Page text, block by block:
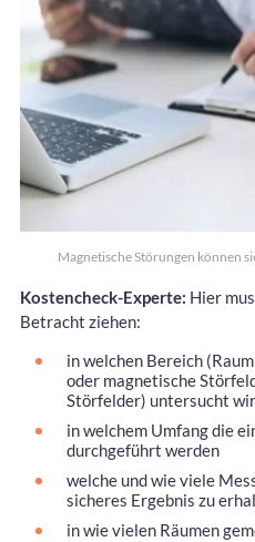
Magnetische Störungen können
Kostencheck-Experte: Hier
Betracht ziehen:
in welchen Bereich
oder magnetische
Störfelder) untersucht
in welchem Umfang die
durchgeführt werden
welche und wie viele
sicheres Ergebnis zu
in wie vielen Räumen